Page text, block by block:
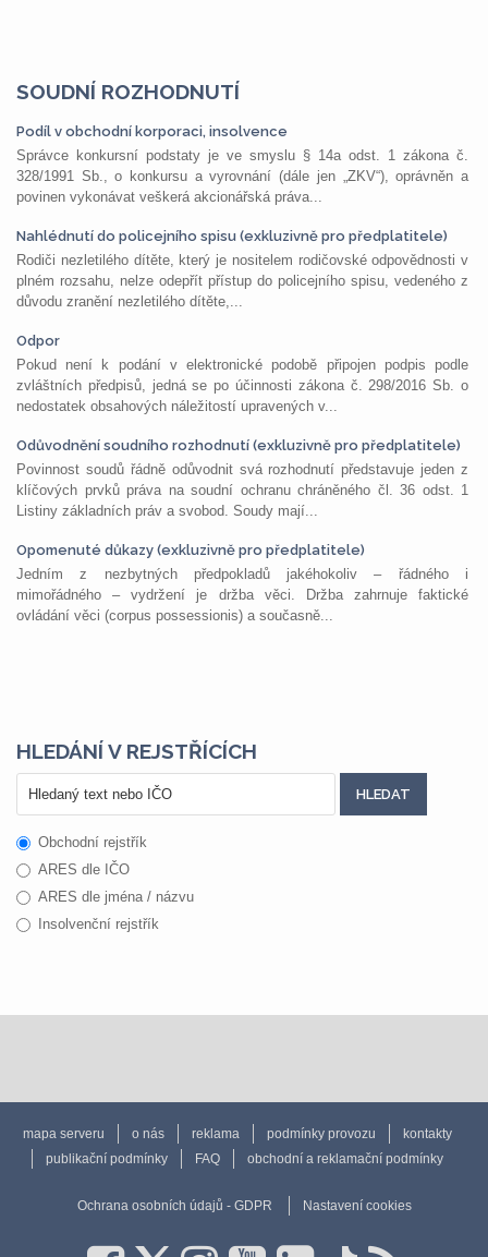
SOUDNÍ ROZHODNUTÍ
Podíl v obchodní korporaci, insolvence
Správce konkursní podstaty je ve smyslu § 14a odst. 1 zákona č.
328/1991 Sb., o konkursu a vyrovnání (dále jen „ZKV“), oprávněn a
povinen vykonávat veškerá akcionářská práva...
Nahlédnutí do policejního spisu (exkluzivně pro předplatitele)
Rodiči nezletilého dítěte, který je nositelem rodičovské odpovědnosti v
plném rozsahu, nelze odepřít přístup do policejního spisu, vedeného z
důvodu zranění nezletilého dítěte,...
Odpor
Pokud není k podání v elektronické podobě připojen podpis podle
zvláštních předpisů, jedná se po účinnosti zákona č. 298/2016 Sb. o
nedostatek obsahových náležitostí upravených v...
Odůvodnění soudního rozhodnutí (exkluzivně pro předplatitele)
Povinnost soudů řádně odůvodnit svá rozhodnutí představuje jeden z
klíčových prvků práva na soudní ochranu chráněného čl. 36 odst. 1
Listiny základních práv a svobod. Soudy mají...
Opomenuté důkazy (exkluzivně pro předplatitele)
Jedním z nezbytných předpokladů jakéhokoliv – řádného i
mimořádného – vydržení je držba věci. Držba zahrnuje faktické
ovládání věci (corpus possessionis) a současně...
HLEDÁNÍ V REJSTŘÍCÍCH
Obchodní rejstřík
ARES dle IČO
ARES dle jména / názvu
Insolvenční rejstřík
mapa serveru o nás reklama podmínky provozu
kontakty
publikační podmínky
FAQ obchodní a reklamační podmínky
Ochrana osobních údajů - GDPR Nastavení cookies